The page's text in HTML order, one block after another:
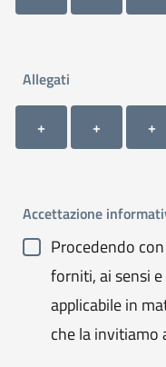
Allegati
Allegato 1
+
Allegato 2
+ +
Accettazione
Procedendo
forniti, ai sensi
applicabile in
che la invitiamo